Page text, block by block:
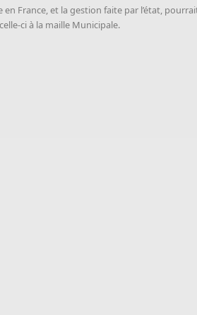
France, et la gestion faite par l’état,
ci à la maille Municipale.